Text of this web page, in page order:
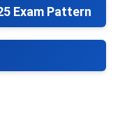
Exam Pattern